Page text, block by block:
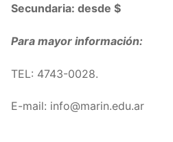
Secundaria: desde $
Para mayor información:
TEL: 4743-0028.
E-mail: info@marin.edu.ar